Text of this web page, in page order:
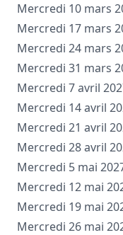
Mercredi 10 mars
Mercredi 17 mars
Mercredi 24 mars
Mercredi 31 mars
Mercredi 7 avril
Mercredi 14 avril
Mercredi 21 avril
Mercredi 28 avril
Mercredi 5 mai
Mercredi 12 mai
Mercredi 19 mai
Mercredi 26 mai